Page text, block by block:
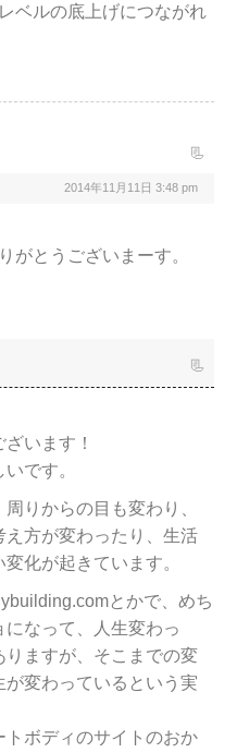
ベルの底上げにつながれ
2014年11月11日 3:48 pm
がとうございまーす。
います！
です。
りからの目も変わり、
え方が変わったり、生活
化が起きています。
とかで、めち
なって、人生変わっ
ますが、そこまでの変
変わっているという実
ボディのサイトのおか